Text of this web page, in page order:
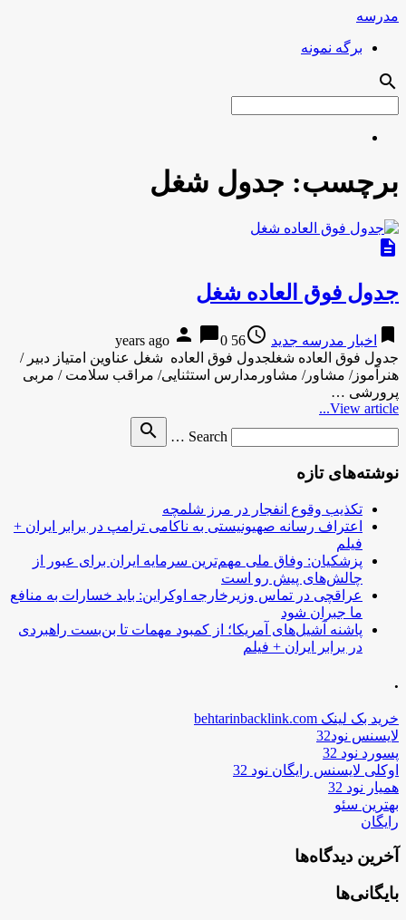
مدرسه
برگه نمونه
search
برچسب: جدول شغل
description
جدول فوق العاده شغل
bookmark اخبار مدرسه جدید access_time
56 years ago
person chat_bubble0
جدول فوق العاده شغلجدول فوق العاده شغل عناوین امتیاز دبیر /
هنرآموز/ مشاور/ مشاورمدارس استثنایی/ مراقب سلامت / مربی
پرورشی …
View article...
Search …
search
نوشته‌های تازه
تکذیب وقوع انفجار در مرز شلمچه
اعتراف رسانه صهیونیستی به ناکامی ترامپ در برابر ایران +
فیلم
پزشکیان: وفاق ملی مهم‌ترین سرمایه ایران برای عبور از
چالش‌های پیش رو است
عراقچی در تماس وزیرخارجه اوکراین: باید خسارات به منافع
ما جبران شود
پاشنه آشیل‌های آمریکا؛ از کمبود مهمات تا بن‌بست راهبردی
در برابر ایران + فیلم
.
خرید بک لینک behtarinbacklink.com
لایسنس نود32
پسورد نود 32
اوکلی لایسنس رایگان نود 32
همیار نود 32
بهترین سئو
رایگان
آخرین دیدگاه‌ها
بایگانی‌ها